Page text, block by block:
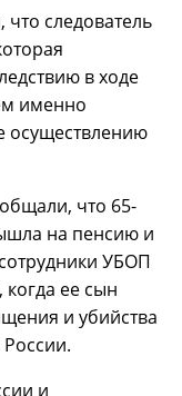
следователь
в ходе
именно
осуществлению
что 65-
на пенсию и
УБОП
ее сын
и убийства
и